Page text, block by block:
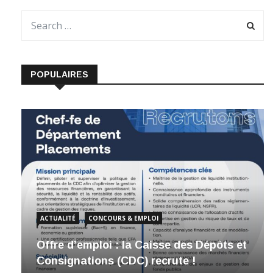
POPULAIRES
ACTUALITÉ CONCOURS & EMPLOI
Offre d’emploi : la Caisse des Dépôts et
Consignations (CDC) recrute !